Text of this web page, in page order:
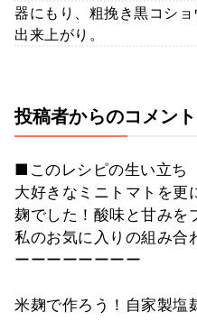
器にもり、粗挽き黒コショ
出来上がり。
投稿者からのコメント
■このレシピの生い立ち
大好きなミニトマトを
麹でした！酸味と甘みを
私のお気に入りの組み合
ーーーーーーーー
米麹で作ろう！自家製塩